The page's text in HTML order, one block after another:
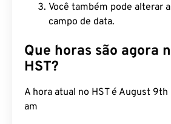
Você também pode alterar
campo de data.
Que horas são agora
HST?
A hora atual no HST é August
am